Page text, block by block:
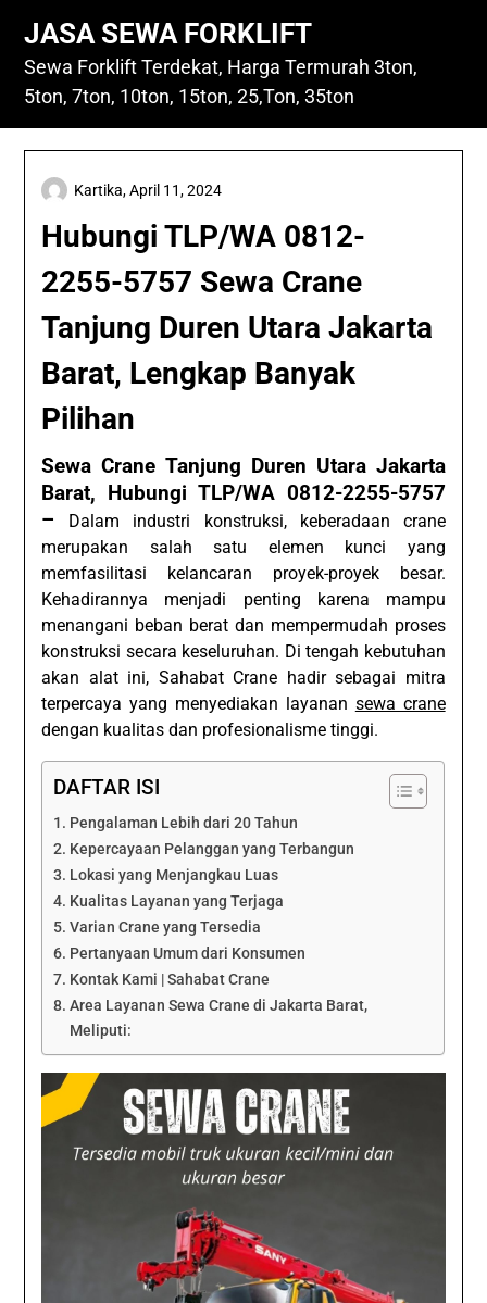
content
JASA SEWA FORKLIFT
Sewa Forklift Terdekat, Harga Termurah 3ton,
5ton, 7ton, 10ton, 15ton, 25,Ton, 35ton
Hubungi TLP/WA 0812-
2255-5757 Sewa Crane
Tanjung Duren Utara Jakarta
Barat, Lengkap Banyak
Pilihan
Kartika,April 11, 2024
Sewa Crane Tanjung Duren Utara Jakarta
Barat, Hubungi TLP/WA 0812-2255-5757
–
Dalam industri konstruksi, keberadaan crane
merupakan salah satu elemen kunci yang
memfasilitasi kelancaran proyek-proyek besar.
Kehadirannya menjadi penting karena mampu
menangani beban berat dan mempermudah proses
konstruksi secara keseluruhan. Di tengah kebutuhan
akan alat ini, Sahabat Crane hadir sebagai mitra
terpercaya yang menyediakan layanan sewa crane
dengan kualitas dan profesionalisme tinggi.
DAFTAR ISI
Pengalaman Lebih dari 20 Tahun
Kepercayaan Pelanggan yang Terbangun
Lokasi yang Menjangkau Luas
Kualitas Layanan yang Terjaga
Varian Crane yang Tersedia
Pertanyaan Umum dari Konsumen
Kontak Kami | Sahabat Crane
Area Layanan Sewa Crane di Jakarta Barat,
Meliputi: